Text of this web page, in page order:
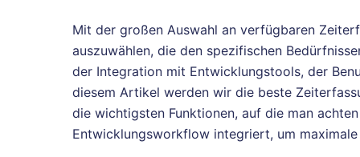
Mit der großen Auswahl an verfügbaren
auszuwählen, die den spezifischen
der Integration mit Entwicklungstools, der
diesem Artikel werden wir die beste
die wichtigsten Funktionen, auf die man
Entwicklungsworkflow integriert, um